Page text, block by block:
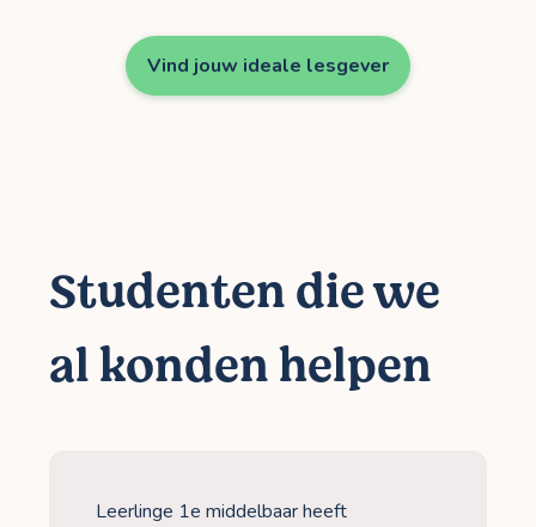
Vind jouw ideale lesgever
Studenten die we
al konden helpen
Leerlinge 1e middelbaar heeft